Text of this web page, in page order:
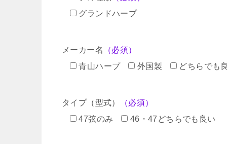
グランドハープ
メーカー名
（必須）
青山ハープ
外国製 どちらでも
タイプ（型式）
（必須）
47弦のみ
46・47どちらでも良い